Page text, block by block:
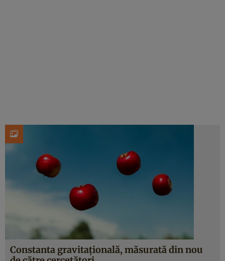
Constanta gravitațională, măsurată din nou